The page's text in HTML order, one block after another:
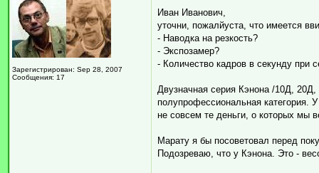
Зарегистрирован: Sep 28, 2007
Сообщения: 17
Иван Иванович,
уточни, пожалйуста, что имеется
- Наводка на резкость?
- Экспозамер?
- Количество кадров в секунду при
Двузначная серия Кэнона /10Д,
полупрофессиональная категория.
не совсем те деньги, о которых мы
Марату я бы посоветовал перед
Подозреваю, что у Кэнона. Это -